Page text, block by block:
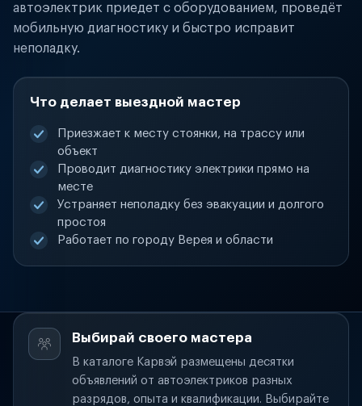
автоэлектрик приедет с оборудованием, проведёт
мобильную диагностику и быстро исправит
неполадку.
Что делает выездной мастер
Приезжает к месту стоянки, на трассу или
объект
Проводит диагностику электрики прямо на
месте
Устраняет неполадку без эвакуации и долгого
простоя
Работает по городу Верея и области
Выбирай своего мастера
В каталоге Карвэй размещены десятки
объявлений от автоэлектриков разных
разрядов, опыта и квалификации. Выбирайте